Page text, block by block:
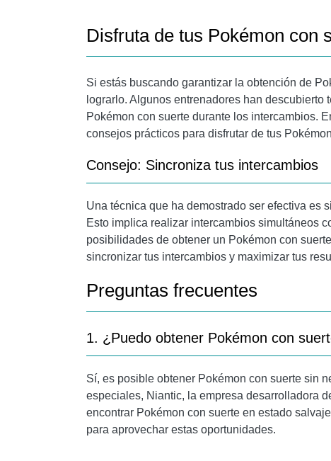
Disfruta de tus Pokémon con
Si estás buscando garantizar la obtención de
lograrlo. Algunos entrenadores han
Pokémon con suerte durante los intercambios.
consejos prácticos para disfrutar de tus
Consejo: Sincroniza tus intercambios
Una técnica que ha demostrado ser efectiva es
Esto implica realizar intercambios simultáneos
posibilidades de obtener un Pokémon con
sincronizar tus intercambios y maximizar tus
Preguntas frecuentes
1. ¿Puedo obtener Pokémon con
Sí, es posible obtener Pokémon con suerte sin
especiales, Niantic, la empresa desarrolladora
encontrar Pokémon con suerte en estado
para aprovechar estas oportunidades.